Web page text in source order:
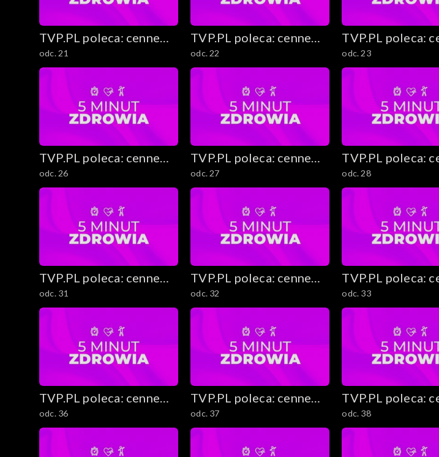
Zapytaj prawnika
Wielkanocny czas
TVP.PL poleca: cenne
rady i ciekawostki
odc. 21
TVP.PL poleca: cenne
rady i ciekawostki
odc. 22
TVP.PL poleca:
rady i ciekawostki
odc. 23
TVP.PL poleca: cenne
rady i ciekawostki
odc. 26
TVP.PL poleca: cenne
rady i ciekawostki
odc. 27
TVP.PL poleca:
rady i ciekawostki
odc. 28
TVP.PL poleca: cenne
rady i ciekawostki
odc. 31
TVP.PL poleca: cenne
rady i ciekawostki
odc. 32
TVP.PL poleca:
rady i ciekawostki
odc. 33
TVP.PL poleca: cenne
rady i ciekawostki
odc. 36
TVP.PL poleca: cenne
rady i ciekawostki
odc. 37
TVP.PL poleca:
rady i ciekawostki
odc. 38